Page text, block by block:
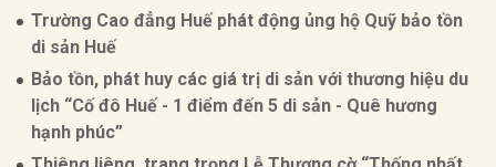
Trường Cao đẳng Huế phát động ủng hộ Quỹ bảo tồn
di sản Huế
Bảo tồn, phát huy các giá trị di sản với thương hiệu du
lịch “Cố đô Huế - 1 điểm đến 5 di sản - Quê hương
hạnh phúc”